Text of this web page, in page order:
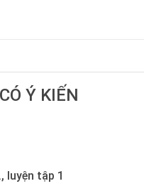
Ý KIẾN
luyện tập 1